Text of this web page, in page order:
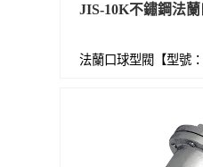
JIS-10K不鏽鋼法
法蘭口球型閥【型號：